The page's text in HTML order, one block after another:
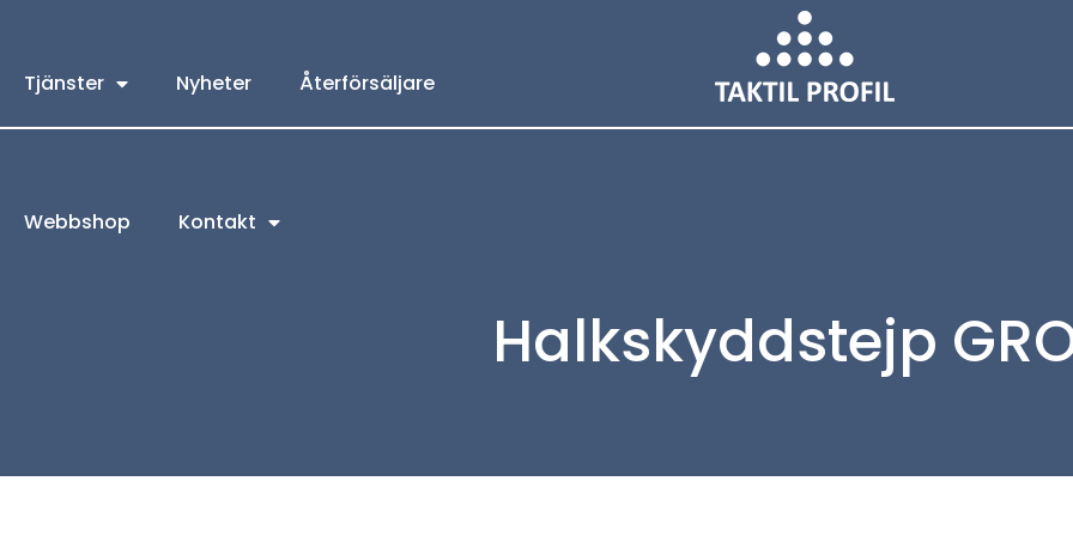
Tjänster Nyheter Återförsäljare
Webbshop Kontakt
Halkskyddstejp